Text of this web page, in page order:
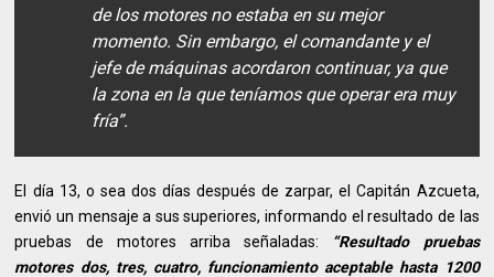
de los motores no estaba en su mejor
momento. Sin embargo, el comandante y el
jefe de máquinas acordaron continuar, ya que
la zona en la que teníamos que operar era muy
fría”.
El día 13, o sea dos días después de zarpar, el Capitán Azcueta,
envió un mensaje a sus superiores, informando el resultado de las
pruebas de motores arriba señaladas:
“Resultado pruebas
motores dos, tres, cuatro, funcionamiento aceptable hasta 1200